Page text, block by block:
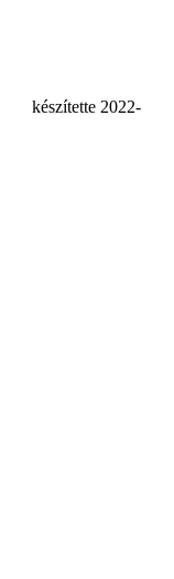
készítette 2022-